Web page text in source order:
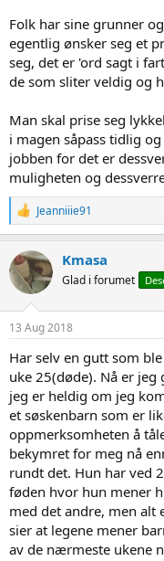
hver eneste dag må du
om du ikke er med
får sett babyen din igjen
og sove. Du vil bare være
mulig, i frykt for at det er
Du er sliten, utmattet og
bra. Du klarer liksom ikke
om det ikke klarer seg?
Du klarer ikke se
blir knust på veien.
og sonder. Det biper i
du hører den lyden. Hva
puste av og til» ja da
livredd for at babyen din
et traume av alt som
dag. Selvom babyen er
ble sagt, hver eneste
Du må forvente å bo på
Du føler egentlig at
bare låner din egen
familie på besøk, og det
fullamme, men du må
er for liten og sugesvak.
til du blir sår og
rike og fete melken som
gang melken, som også
Hele garderoben til
måneder til du får brukt.
kommer babyen din aldri
miraklene er sterke nok
Folk har sine grunner
egentlig ønsker seg et
seg, det er 'ord sagt i
de som sliter veldig og
Man skal prise seg
i magen såpass tidlig
jobben for det er
muligheten og
R
e
a
c
t
i
o
n
s
:
Jeanniiie91
Kmasa
Glad i forumet
13 Aug 2018
Har selv en gutt som
uke 25(døde). Nå er
jeg er heldig om jeg
et søskenbarn som er
oppmerksomheten å
bekymret for meg nå
rundt det. Hun har ved
føden hvor hun mener
med det andre, men
sier at legene mener
av de nærmeste ukene